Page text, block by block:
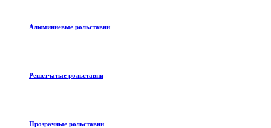
Алюминиевые рольставни
Решетчатые рольставни
Прозрачные рольставни